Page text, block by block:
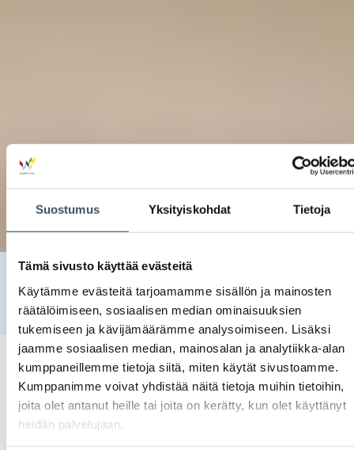
Suostumus Yksityiskohdat Tietoja
Tämä sivusto käyttää evästeitä
Käytämme evästeitä tarjoamamme sisällön ja mainosten
räätälöimiseen, sosiaalisen median ominaisuuksien
tukemiseen ja kävijämäärämme analysoimiseen. Lisäksi
jaamme sosiaalisen median, mainosalan ja analytiikka-alan
kumppaneillemme tietoja siitä, miten käytät sivustoamme.
Kumppanimme voivat yhdistää näitä tietoja muihin tietoihin,
joita olet antanut heille tai joita on kerätty, kun olet käyttänyt
heidän palvelujaan.
Etusivu Uutishuone 2025
IKEA Suomi uudistaa arjen asiointia – digityökalut ja uusi
jakelukeskus parantamaan ostokokemusta
26.08.2025 08:00 Case-artikkelit asiakaskokemus asiakasrajapinta
digitaalisuus,elämyksellisyys , innovaatiot,innovatiivisuus ,tekoäly ,ympäristövastuu ,
ympäristövastuullisuus
IKEA Suomi uudistaa arjen